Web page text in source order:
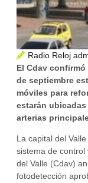
Radio Reloj
El Cdav
de septiembre
móviles para
estarán
arterias
La capital del
sistema de control
del Valle (Cdav)
fotodetección